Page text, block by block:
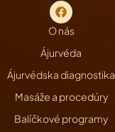
O nás
Ájurvéda
Ájurvédska diagnostika
Masáže a procedúry
Balíčkové programy